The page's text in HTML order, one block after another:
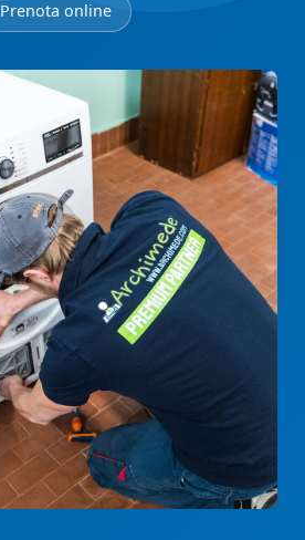
Prenota online